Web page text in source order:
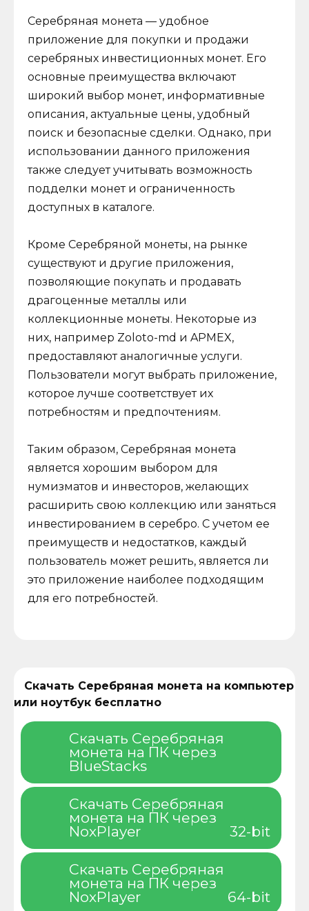
Серебряная монета — удобное
приложение для покупки и продажи
серебряных инвестиционных монет. Его
основные преимущества включают
широкий выбор монет, информативные
описания, актуальные цены, удобный
поиск и безопасные сделки. Однако, при
использовании данного приложения
также следует учитывать возможность
подделки монет и ограниченность
доступных в каталоге.
Кроме Серебряной монеты, на рынке
существуют и другие приложения,
позволяющие покупать и продавать
драгоценные металлы или
коллекционные монеты. Некоторые из
них, например Zoloto-md и APMEX,
предоставляют аналогичные услуги.
Пользователи могут выбрать приложение,
которое лучше соответствует их
потребностям и предпочтениям.
Таким образом, Серебряная монета
является хорошим выбором для
нумизматов и инвесторов, желающих
расширить свою коллекцию или заняться
инвестированием в серебро. С учетом ее
преимуществ и недостатков, каждый
пользователь может решить, является ли
это приложение наиболее подходящим
для его потребностей.
Скачать Серебряная монета на компьютер
или ноутбук бесплатно
Скачать Серебряная
монета на ПК через
BlueStacks
Скачать Серебряная
монета на ПК через
NoxPlayer
32-bit
Скачать Серебряная
монета на ПК через
NoxPlayer
64-bit